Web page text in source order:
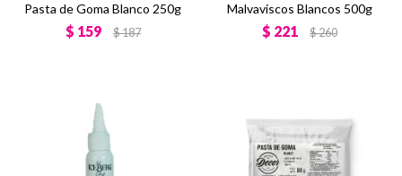
Pasta de Goma Blanco 250g
$ 159 $187
Malvaviscos Blancos 500g
$ 221 $260